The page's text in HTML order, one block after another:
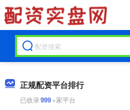
正规配资平台排行
已收录999+家平台